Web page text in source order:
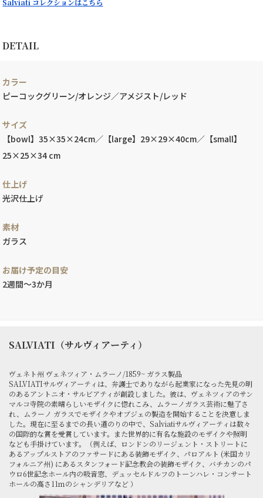
DETAIL
カラー
ピーコックグリーン/オレンジ／アメジスト/レッド
サイズ
【bowl】35×35×24cm／【large】29×29×40cm／【small】
25×25×34 cm
仕上げ
光沢仕上げ
素材
ガラス
お届け予定の目安
2週間～3か月
SALVIATI（サルヴィアーティ）
ヴェネト州 ヴェネツィア・ムラーノ/1859~ ガラス製品
SALVIATIサルヴィアーティは、弁護士でありながら起業家になった先見の明
のあるアントニオ・サルビアティが創設しました。彼は、ヴェネツィアのサン
マルコ寺院の素晴らしいモザイクに惚れこみ、ムラーノガラス芸術に魅了さ
れ、ムラーノ ガラスでモザイクやオブジェの製造を開始することを決意しま
した。現在に至るまでの長い道のりの中で、Salviatiサルヴィアーティは数々
の国際的な賞を受賞しています。また世界的に有名な施設のモザイクや照明
なども手掛けています。（例えば、ロンドンのリージェント・ストリートに
あるアップルストアのファサードにある装飾モザイク、パロアルト (米国カリ
フォルニア州) にあるスタンフォード記念教会の装飾モザイク、バチカンのパ
ウロ6世記念ホール内の吸音窓、デュッセルドルフのトーンハレ・コンサート
ホールの高さ11ｍのシャンデリアなど ）